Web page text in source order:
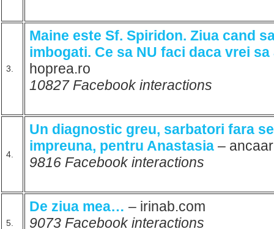
3.
Maine este Sf. Spiridon. Ziua cand
imbogati. Ce sa NU faci daca vrei
hoprea.ro
10827 Facebook interactions
4.
Un diagnostic greu, sarbatori fara
impreuna, pentru Anastasia –
9816 Facebook interactions
5.
De ziua mea… – irinab.com
9073 Facebook interactions